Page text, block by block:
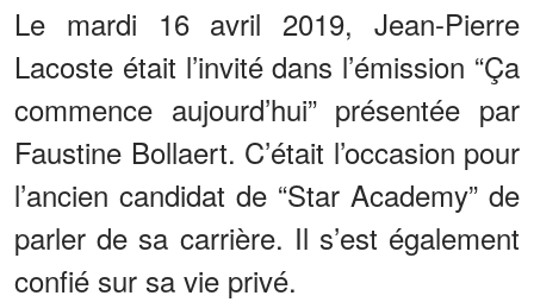
Le mardi 16 avril 2019, Jean-Pierre
Lacoste était l’invité dans l’émission “Ça
commence aujourd’hui” présentée par
Faustine Bollaert. C’était l’occasion pour
l’ancien candidat de “Star Academy” de
parler de sa carrière. Il s’est également
confié sur sa vie privé.